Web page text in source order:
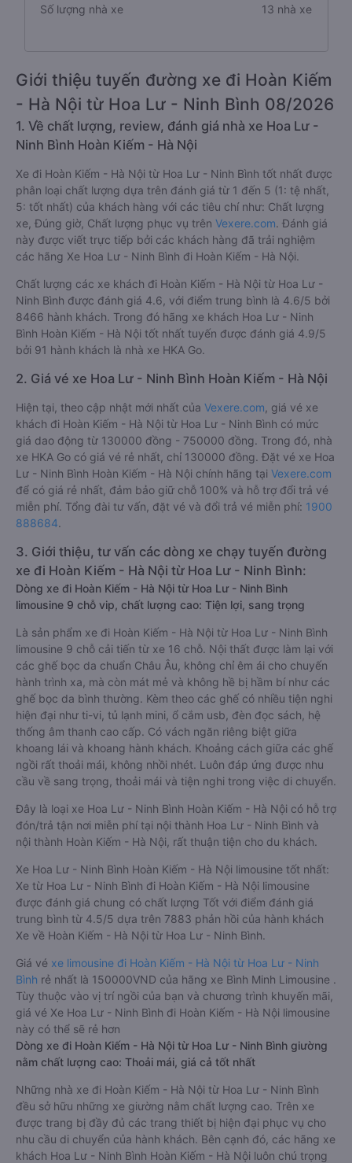
Số lượng nhà xe 13 nhà xe
Giới thiệu tuyến đường xe đi Hoàn Kiếm
- Hà Nội từ Hoa Lư - Ninh Bình 08/2026
1. Về chất lượng, review, đánh giá nhà xe Hoa Lư -
Ninh Bình Hoàn Kiếm - Hà Nội
Xe đi Hoàn Kiếm - Hà Nội từ Hoa Lư - Ninh Bình tốt nhất được
phân loại chất lượng dựa trên đánh giá từ 1 đến 5 (1: tệ nhất,
5: tốt nhất) của khách hàng với các tiêu chí như: Chất lượng
xe, Đúng giờ, Chất lượng phục vụ trên Vexere.com. Đánh giá
này được viết trực tiếp bởi các khách hàng đã trải nghiệm
các hãng Xe Hoa Lư - Ninh Bình đi Hoàn Kiếm - Hà Nội.
Chất lượng các xe khách đi Hoàn Kiếm - Hà Nội từ Hoa Lư -
Ninh Bình được đánh giá 4.6, với điểm trung bình là 4.6/5 bởi
8466 hành khách. Trong đó hãng xe khách Hoa Lư - Ninh
Bình Hoàn Kiếm - Hà Nội tốt nhất tuyến được đánh giá 4.9/5
bởi 91 hành khách là nhà xe HKA Go.
2. Giá vé xe Hoa Lư - Ninh Bình Hoàn Kiếm - Hà Nội
Hiện tại, theo cập nhật mới nhất của Vexere.com , giá vé xe
khách đi Hoàn Kiếm - Hà Nội từ Hoa Lư - Ninh Bình có mức
giá dao động từ 130000 đồng - 750000 đồng. Trong đó, nhà
xe HKA Go có giá vé rẻ nhất, chỉ 130000 đồng. Đặt vé xe Hoa
Lư - Ninh Bình Hoàn Kiếm - Hà Nội chính hãng tại Vexere.com
để có giá rẻ nhất, đảm bảo giữ chỗ 100% và hỗ trợ đổi trả vé
miễn phí. Tổng đài tư vấn, đặt vé và đổi trả vé miễn phí: 1900
888684.
3. Giới thiệu, tư vấn các dòng xe chạy tuyến đường
xe đi Hoàn Kiếm - Hà Nội từ Hoa Lư - Ninh Bình:
Dòng xe đi Hoàn Kiếm - Hà Nội từ Hoa Lư - Ninh Bình
limousine 9 chỗ vip, chất lượng cao: Tiện lợi, sang trọng
Là sản phẩm xe đi Hoàn Kiếm - Hà Nội từ Hoa Lư - Ninh Bình
limousine 9 chỗ cải tiến từ xe 16 chỗ. Nội thất được làm lại với
các ghế bọc da chuẩn Châu Âu, không chỉ êm ái cho chuyến
hành trình xa, mà còn mát mẻ và không hề bị hầm bí như các
ghế bọc da bình thường. Kèm theo các ghế có nhiều tiện nghi
hiện đại như ti-vi, tủ lạnh mini, ổ cắm usb, đèn đọc sách, hệ
thống âm thanh cao cấp. Có vách ngăn riêng biệt giữa
khoang lái và khoang hành khách. Khoảng cách giữa các ghế
ngồi rất thoải mái, không nhồi nhét. Luôn đáp ứng được nhu
cầu về sang trọng, thoải mái và tiện nghi trong việc di chuyển.
Đây là loại xe Hoa Lư - Ninh Bình Hoàn Kiếm - Hà Nội có hỗ trợ
đón/trả tận nơi miễn phí tại nội thành Hoa Lư - Ninh Bình và
nội thành Hoàn Kiếm - Hà Nội, rất thuận tiện cho du khách.
Xe Hoa Lư - Ninh Bình Hoàn Kiếm - Hà Nội limousine tốt nhất:
Xe từ Hoa Lư - Ninh Bình đi Hoàn Kiếm - Hà Nội limousine
được đánh giá chung có chất lượng Tốt với điểm đánh giá
trung bình từ 4.5/5 dựa trên 7883 phản hồi của hành khách
Xe về Hoàn Kiếm - Hà Nội từ Hoa Lư - Ninh Bình.
Giá vé xe limousine đi Hoàn Kiếm - Hà Nội từ Hoa Lư - Ninh
Bình rẻ nhất là 150000VND của hãng xe Bình Minh Limousine .
Tùy thuộc vào vị trí ngồi của bạn và chương trình khuyến mãi,
giá vé Xe Hoa Lư - Ninh Bình đi Hoàn Kiếm - Hà Nội limousine
này có thể sẽ rẻ hơn
Dòng xe đi Hoàn Kiếm - Hà Nội từ Hoa Lư - Ninh Bình giường
nằm chất lượng cao: Thoải mái, giá cả tốt nhất
Những nhà xe đi Hoàn Kiếm - Hà Nội từ Hoa Lư - Ninh Bình
đều sở hữu những xe giường nằm chất lượng cao. Trên xe
được trang bị đầy đủ các trang thiết bị hiện đại phục vụ cho
nhu cầu di chuyển của hành khách. Bên cạnh đó, các hãng xe
khách Hoa Lư - Ninh Bình Hoàn Kiếm - Hà Nội luôn chú trọng